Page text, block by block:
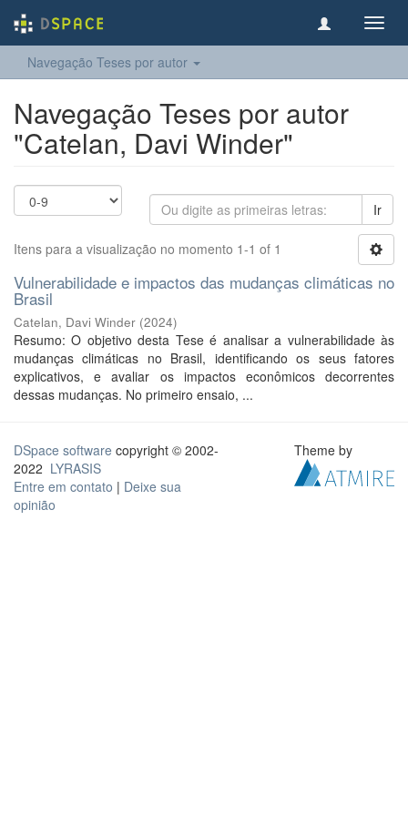
Navegação Teses por autor
Navegação Teses por autor
"Catelan, Davi Winder"
Ir
Itens para a visualização no momento 1-1 of 1
Vulnerabilidade e impactos das mudanças climáticas no
Brasil
Catelan, Davi Winder (2024)
Resumo: O objetivo desta Tese é analisar a vulnerabilidade às
mudanças climáticas no Brasil, identificando os seus fatores
explicativos, e avaliar os impactos econômicos decorrentes
dessas mudanças. No primeiro ensaio, ...
DSpace software copyright © 2002-
2022 LYRASIS
Entre em contato | Deixe sua
opinião
Theme by